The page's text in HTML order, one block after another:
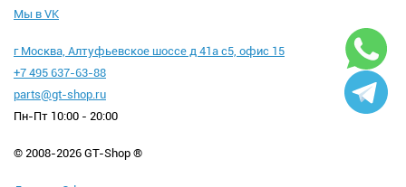
Мы в VK
г Москва, Алтуфьевское шоссе д 41а с5, офис 15
+7 495 637-63-88
parts@gt-shop.ru
Пн-Пт 10:00 - 20:00
© 2008-2026 GT-Shop ®